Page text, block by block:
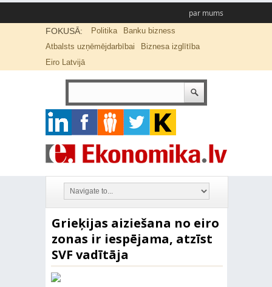
par mums
FOKUSĀ: Politika
Banku bizness
Atbalsts uzņēmējdarbībai
Biznesa izglītība
Eiro Latvijā
Grieķijas aiziešana no eiro
zonas ir iespējama, atzīst
SVF vadītāja